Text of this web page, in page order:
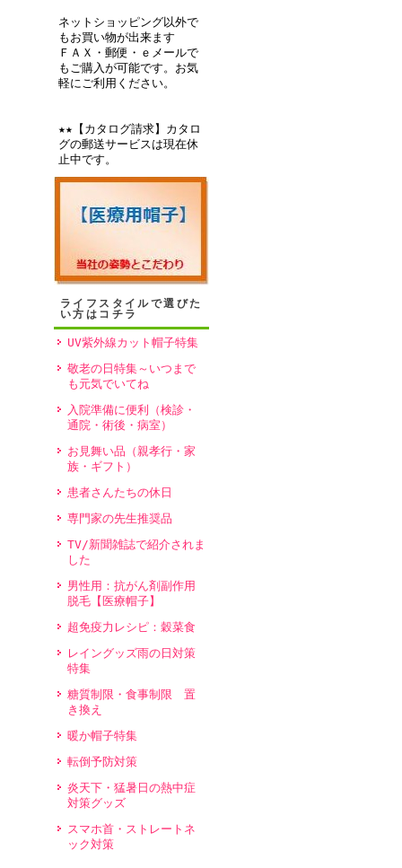
ネットショッピング以外で
もお買い物が出来ます
ＦＡＸ・郵便・ｅメールで
もご購入が可能です。お気
軽にご利用ください。
★★【カタログ請求】カタロ
グの郵送サービスは現在休
止中です。
ライフスタイルで選びた
い方はコチラ
UV紫外線カット帽子特集
敬老の日特集～いつまで
も元気でいてね
入院準備に便利（検診・
通院・術後・病室）
お見舞い品（親孝行・家
族・ギフト）
患者さんたちの休日
専門家の先生推奨品
TV/新聞雑誌で紹介されま
した
男性用：抗がん剤副作用
脱毛【医療帽子】
超免疫力レシピ：穀菜食
レイングッズ雨の日対策
特集
糖質制限・食事制限 置
き換え
暖か帽子特集
転倒予防対策
炎天下・猛暑日の熱中症
対策グッズ
スマホ首・ストレートネ
ック対策